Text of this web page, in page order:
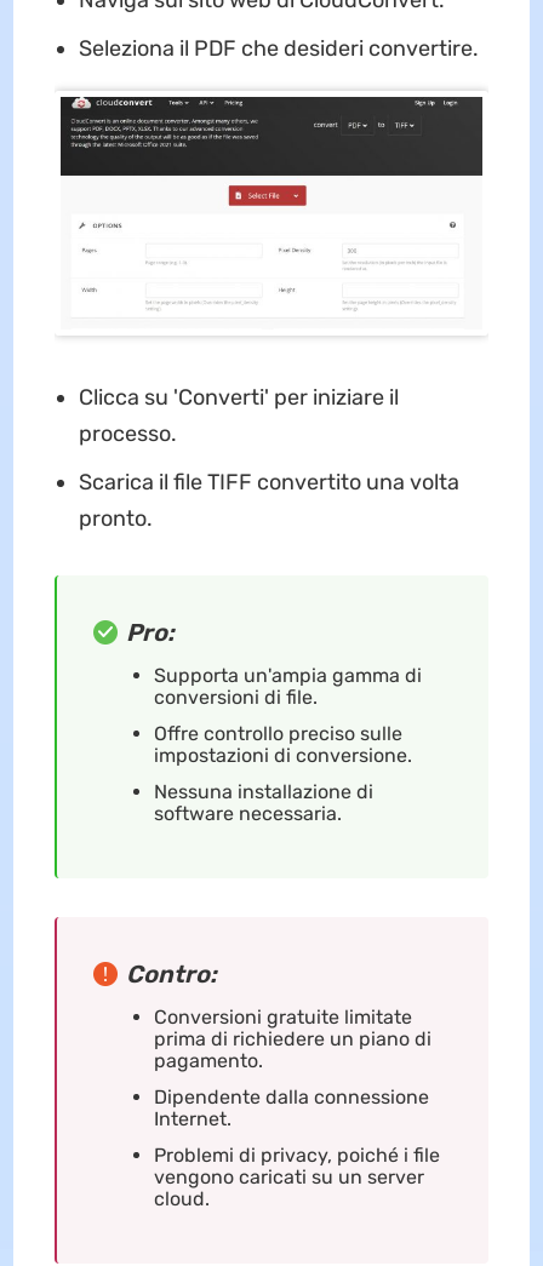
Seleziona il PDF che desideri convertire.
Clicca su 'Converti' per iniziare il
processo.
Scarica il file TIFF convertito una volta
pronto.
Pro:
Supporta un'ampia gamma di
conversioni di file.
Offre controllo preciso sulle
impostazioni di conversione.
Nessuna installazione di
software necessaria.
Contro:
Conversioni gratuite limitate
prima di richiedere un piano di
pagamento.
Dipendente dalla connessione
Internet.
Problemi di privacy, poiché i file
vengono caricati su un server
cloud.